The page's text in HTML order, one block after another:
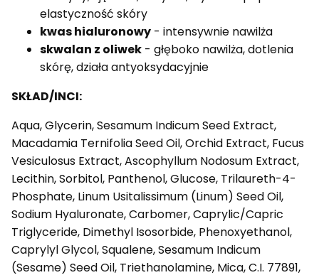
elastyczność skóry
kwas hialuronowy - intensywnie nawilża
skwalan z oliwek - głęboko nawilża, dotlenia
skórę, działa antyoksydacyjnie
SKŁAD/INCI:
Aqua, Glycerin, Sesamum Indicum Seed Extract,
Macadamia Ternifolia Seed Oil, Orchid Extract, Fucus
Vesiculosus Extract, Ascophyllum Nodosum Extract,
Lecithin, Sorbitol, Panthenol, Glucose, Trilaureth-4-
Phosphate, Linum Usitalissimum (Linum) Seed Oil,
Sodium Hyaluronate, Carbomer, Caprylic/Capric
Triglyceride, Dimethyl Isosorbide, Phenoxyethanol,
Caprylyl Glycol, Squalene, Sesamum Indicum
(Sesame) Seed Oil, Triethanolamine, Mica, C.I. 77891,